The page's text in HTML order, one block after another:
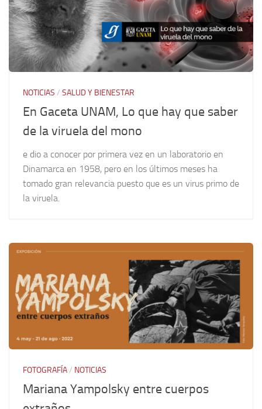
NOTICIAS / SALUD Y BIENESTAR
En Gaceta UNAM, Lo que hay que saber
de la viruela del mono
e dio a conocer por primera vez en un laboratorio en
Dinamarca en 1958, pero en los últimos meses ha
tomado gran relevancia puesto que es un virus primo de
la viruela.
FOTOGRAFÍA/ NOTICIAS
Mariana Yampolsky entre cuerpos